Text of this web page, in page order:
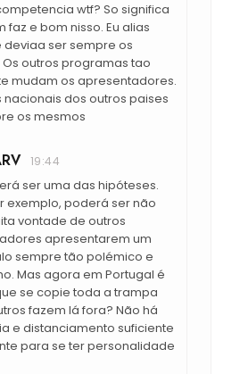
wtf? So significa
faz e bom nisso. Eu alias
deviaa ser sempre os
outros programas tao
mudam os apresentadores.
nacionais dos outros paises
os mesmos
19:44
ser uma das hipóteses.
exemplo, poderá ser não
vontade de outros
apresentarem um
sempre tão polémico e
Mas agora em Portugal é
se copie toda a trampa
fazem lá fora? Não há
e distanciamento suficiente
para se ter personalidade